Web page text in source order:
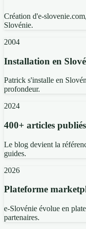
Création d'e-
Slovénie.
2004
Installation en
Patrick s'installe en
profondeur.
2024
400+ articles publiés
Le blog devient la
guides.
2026
Plateforme
e-Slovénie évolue en
partenaires.